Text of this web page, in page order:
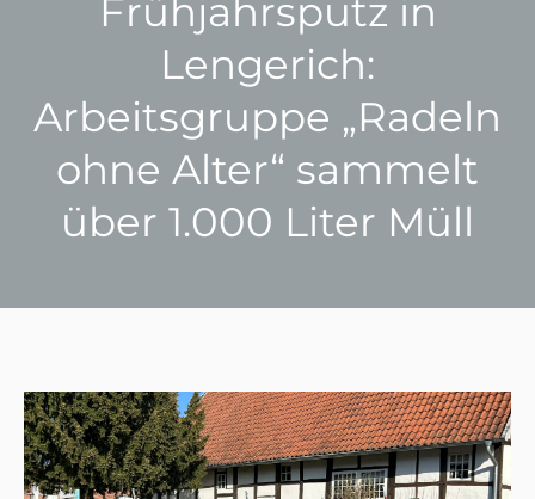
Frühjahrsputz in
Lengerich:
Arbeitsgruppe „Radeln
ohne Alter“ sammelt
über 1.000 Liter Müll